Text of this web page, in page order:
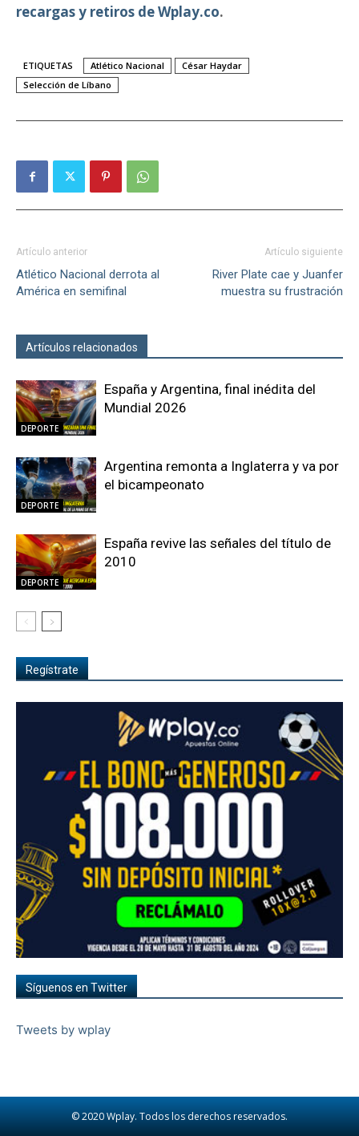
recargas y retiros de Wplay.co.
ETIQUETAS Atlético Nacional
César Haydar
Selección de Líbano
Artículo anterior
Atlético Nacional derrota al
América en semifinal
Artículo siguiente
River Plate cae y Juanfer
muestra su frustración
Artículos relacionados
DEPORTE
España y Argentina, final inédita del
Mundial 2026
DEPORTE
Argentina remonta a Inglaterra y va por
el bicampeonato
DEPORTE
España revive las señales del título de
2010
Regístrate
Síguenos en Twitter
Tweets by wplay
© 2020 Wplay. Todos los derechos reservados.